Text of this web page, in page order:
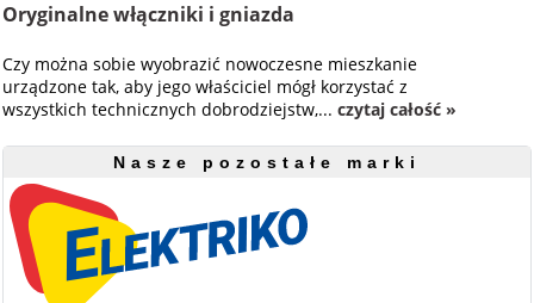
Oryginalne włączniki i gniazda
Czy można sobie wyobrazić nowoczesne mieszkanie
urządzone tak, aby jego właściciel mógł korzystać z
wszystkich technicznych dobrodziejstw,...czytaj całość »
Nasze pozostałe marki